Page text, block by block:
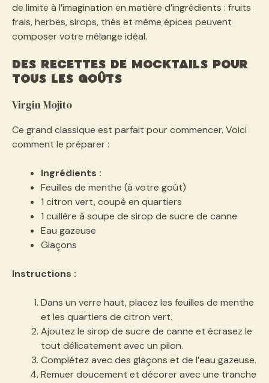
de limite à l’imagination en matière d’ingrédients : fruits
frais, herbes, sirops, thés et même épices peuvent
composer votre mélange idéal.
Des recettes de mocktails pour
tous les goûts
Virgin Mojito
Ce grand classique est parfait pour commencer. Voici
comment le préparer :
Ingrédients :
Feuilles de menthe (à votre goût)
1 citron vert, coupé en quartiers
1 cuillère à soupe de sirop de sucre de canne
Eau gazeuse
Glaçons
Instructions :
Dans un verre haut, placez les feuilles de menthe
et les quartiers de citron vert.
Ajoutez le sirop de sucre de canne et écrasez le
tout délicatement avec un pilon.
Complétez avec des glaçons et de l’eau gazeuse.
Remuer doucement et décorer avec une tranche